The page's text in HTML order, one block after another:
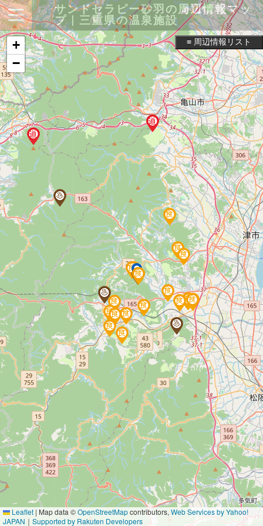
サンドセラピー砂羽の周辺情報マッ
プ｜三重県の温泉施設
≡ 周辺情報リスト
+
−
Leaflet | Map data ©OpenStreetMapcontributors, Web Services by Yahoo!
JAPAN ｜ Supported by Rakuten Developers